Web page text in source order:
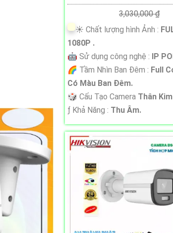
3,030,000 ₫
☀️ Chất lượng hình Ảnh :
1080P .
🤖️ Sử dụng công nghệ :
IP
🌈 Tầm Nhìn Ban Đêm : Full
Có Màu Ban Đêm.
🎲 Cấu Tạo Camera Thân
️ƒ Khả Năng : Thu Âm.